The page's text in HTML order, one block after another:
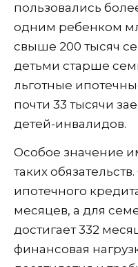
пользовались
одним ребенком
свыше 200 тысяч
детьми старше
льготные
почти 33 тысячи
детей-инвалидов.
Особое значение
таких
ипотечного
месяцев, а для
достигает 332
финансовая